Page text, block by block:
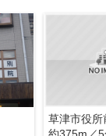
草津市役所